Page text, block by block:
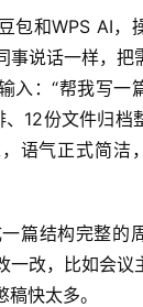
包和WPS AI，
说话一样，把
入：“帮我写一
12份文件归档
语气正式简洁
篇结构完整的
改，比如会议
快太多。